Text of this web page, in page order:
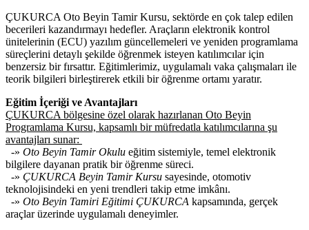
ÇUKURCA Oto Beyin Tamir Kursu, sektörde en çok talep edilen
becerileri kazandırmayı hedefler. Araçların elektronik kontrol
ünitelerinin (ECU) yazılım güncellemeleri ve yeniden programlama
süreçlerini detaylı şekilde öğrenmek isteyen katılımcılar için
benzersiz bir fırsattır. Eğitimlerimiz, uygulamalı vaka çalışmaları ile
teorik bilgileri birleştirerek etkili bir öğrenme ortamı yaratır.
Eğitim İçeriği ve Avantajları
ÇUKURCA bölgesine özel olarak hazırlanan Oto Beyin
Programlama Kursu, kapsamlı bir müfredatla katılımcılarına şu
avantajları sunar:
-» Oto Beyin Tamir Okulu eğitim sistemiyle, temel elektronik
bilgilere dayanan pratik bir öğrenme süreci.
-» ÇUKURCA Beyin Tamir Kursu sayesinde, otomotiv
teknolojisindeki en yeni trendleri takip etme imkânı.
-» Oto Beyin Tamiri Eğitimi ÇUKURCA kapsamında, gerçek
araçlar üzerinde uygulamalı deneyimler.